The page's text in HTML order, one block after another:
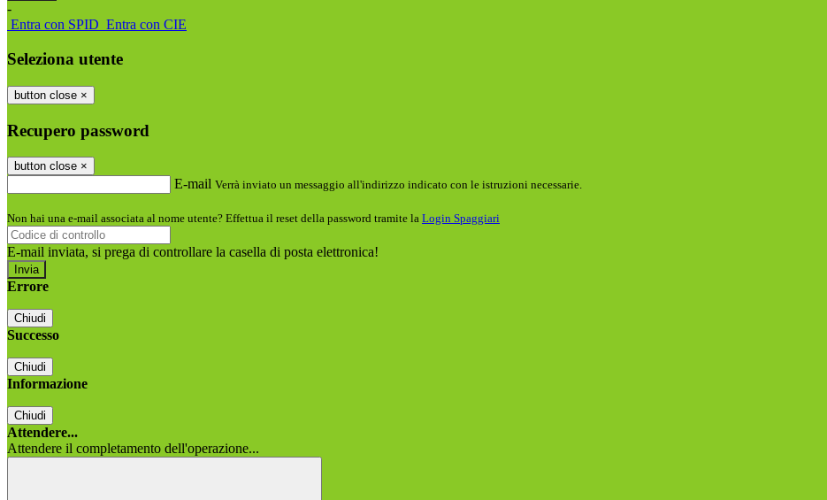
-
Entra con SPID Entra con CIE
Seleziona utente
button close ×
Recupero password
button close ×
E-mail Verrà inviato un messaggio all'indirizzo indicato con le istruzioni necessarie.
Non hai una e-mail associata al nome utente? Effettua il reset della password tramite la Login Spaggiari
E-mail inviata, si prega di controllare la casella di posta elettronica!
Errore
Chiudi
Successo
Chiudi
Informazione
Chiudi
Attendere...
Attendere il completamento dell'operazione...